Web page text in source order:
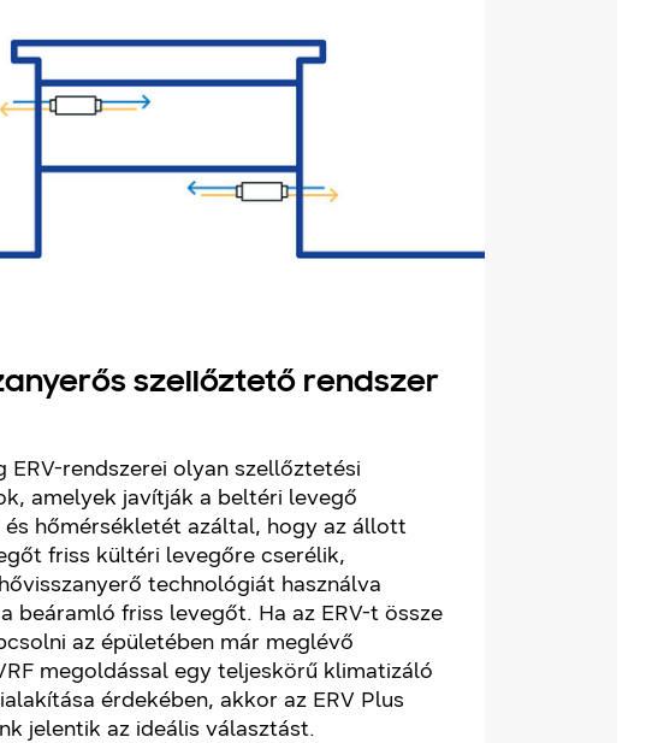
szellőztető rendszer
ERV-rendszerei olyan szellőztetési
amelyek javítják a beltéri levegő
és hőmérsékletét azáltal, hogy az állott
friss kültéri levegőre cserélik,
technológiát használva
beáramló friss levegőt. Ha az ERV-t össze
az épületében már meglévő
megoldással egy teljeskörű klimatizáló
érdekében, akkor az ERV Plus
jelentik az ideális választást.